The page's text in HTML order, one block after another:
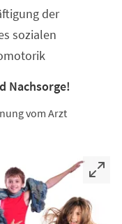
der
sozialen
Nachsorge!
vom Arzt